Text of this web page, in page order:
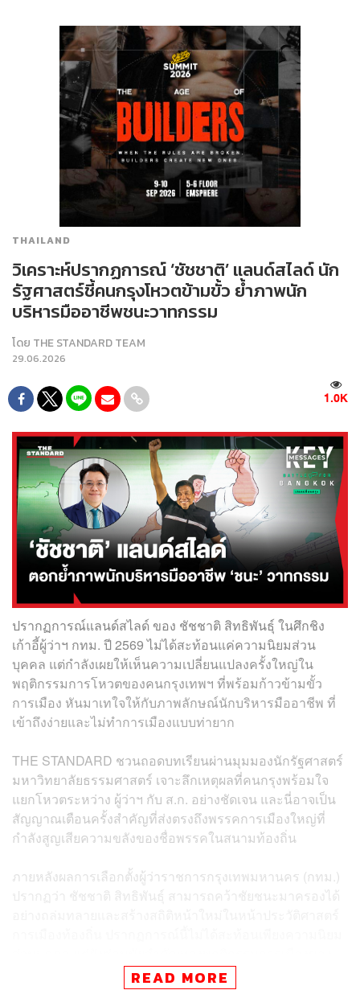
THAILAND
วิเคราะห์ปรากฏการณ์ ‘ชัชชาติ’ แลนด์สไลด์ นัก
รัฐศาสตร์ชี้คนกรุงโหวตข้ามขั้ว ย้ำภาพนัก
บริหารมืออาชีพชนะวาทกรรม
โดย THE STANDARD TEAM
29.06.2026
1.0K
ปรากฏการณ์แลนด์สไลด์ ของ ชัชชาติ สิทธิพันธุ์ ในศึกชิง
เก้าอี้ผู้ว่าฯ กทม. ปี 2569 ไม่ได้สะท้อนแค่ความนิยมส่วน
บุคคล แต่กำลังเผยให้เห็นความเปลี่ยนแปลงครั้งใหญ่ใน
พฤติกรรมการโหวตของคนกรุงเทพฯ ที่พร้อมก้าวข้ามขั้ว
การเมือง หันมาเทใจให้กับภาพลักษณ์นักบริหารมืออาชีพ ที่
เข้าถึงง่ายและไม่ทำการเมืองแบบท่ายาก
THE STANDARD ชวนถอดบทเรียนผ่านมุมมองนักรัฐศาสตร์
มหาวิทยาลัยธรรมศาสตร์ เจาะลึกเหตุผลที่คนกรุงพร้อมใจ
แยกโหวตระหว่าง ผู้ว่าฯ กับ ส.ก. อย่างชัดเจน และนี่อาจเป็น
สัญญาณเตือนครั้งสำคัญที่ส่งตรงถึงพรรคการเมืองใหญ่ที่
กำลังสูญเสียความขลังของชื่อพรรคในสนามท้องถิ่น
ภายหลังผลการเลือกตั้งผู้ว่าราชการกรุงเทพมหานคร (กทม.)
ปรากฏว่า ชัชชาติ สิทธิพันธุ์ สามารถคว้าชัยชนะมาครองได้
ชาวกรุงเทพมหานครที่น่าสนใจและชวนวิเคราะห์อย่างยิ่ง
READ MORE